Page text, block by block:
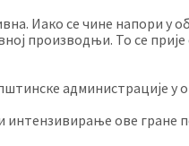
Иако се чине напори у
производњи. То се прије
администрације у
интензивирање ове гране